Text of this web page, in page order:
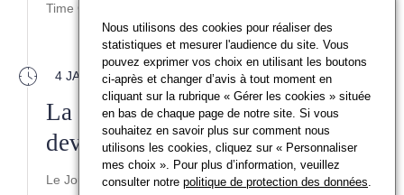
Time Out
4 JANVIER 2023
La préemption, une procédure
devenue très courante
Le Journal des arts
Nous utilisons des cookies pour réaliser des
statistiques et mesurer l'audience du site. Vous
pouvez exprimer vos choix en utilisant les boutons
ci-après et changer d’avis à tout moment en
cliquant sur la rubrique « Gérer les cookies » située
en bas de chaque page de notre site. Si vous
souhaitez en savoir plus sur comment nous
utilisons les cookies, cliquez sur « Personnaliser
mes choix ». Pour plus d’information, veuillez
consulter notrepolitique de protection des données